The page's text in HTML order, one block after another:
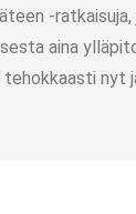
-
aina
nyt